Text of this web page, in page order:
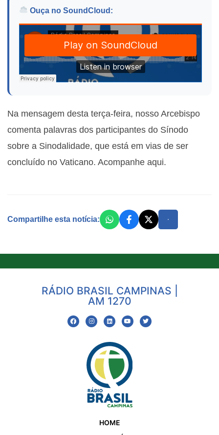
Ouça no SoundCloud:
Na mensagem desta terça-feira, nosso Arcebispo
comenta palavras dos participantes do Sínodo
sobre a Sinodalidade, que está em vias de ser
concluído no Vaticano. Acompanhe aqui.
Compartilhe esta notícia:
RÁDIO BRASIL CAMPINAS |
AM 1270
HOME